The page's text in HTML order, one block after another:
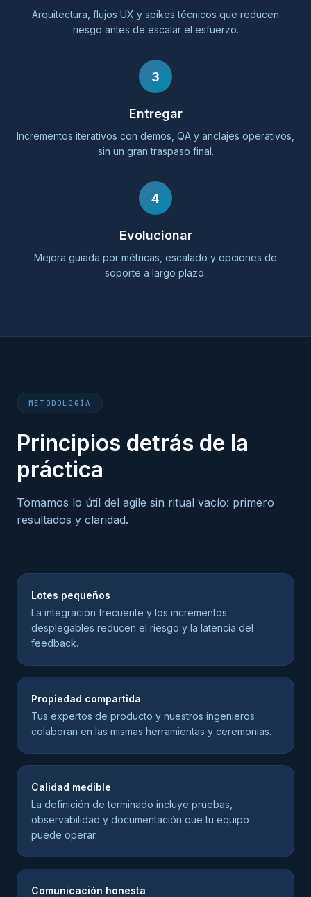
Arquitectura, flujos UX y spikes técnicos que reducen
riesgo antes de escalar el esfuerzo.
3
Entregar
Incrementos iterativos con demos, QA y anclajes operativos,
sin un gran traspaso final.
4
Evolucionar
Mejora guiada por métricas, escalado y opciones de
soporte a largo plazo.
METODOLOGÍA
Principios detrás de la
práctica
Tomamos lo útil del agile sin ritual vacío: primero
resultados y claridad.
Lotes pequeños
La integración frecuente y los incrementos
desplegables reducen el riesgo y la latencia del
feedback.
Propiedad compartida
Tus expertos de producto y nuestros ingenieros
colaboran en las mismas herramientas y ceremonias.
Calidad medible
La definición de terminado incluye pruebas,
observabilidad y documentación que tu equipo
puede operar.
Comunicación honesta